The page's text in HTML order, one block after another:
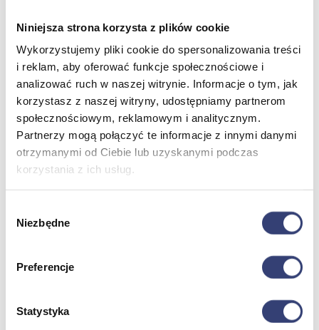
Niniejsza strona korzysta z plików cookie
Wykorzystujemy pliki cookie do spersonalizowania treści
i reklam, aby oferować funkcje społecznościowe i
analizować ruch w naszej witrynie. Informacje o tym, jak
korzystasz z naszej witryny, udostępniamy partnerom
społecznościowym, reklamowym i analitycznym.
Partnerzy mogą połączyć te informacje z innymi danymi
otrzymanymi od Ciebie lub uzyskanymi podczas
korzystania z ich usług.
zgody
Niezbędne
Preferencje
Statystyka
Wróć
Fotele do masażu
Urządzenia
Zdrowie i uroda
Zobacz wszystko
Dofinansowania
Zobacz wszystko